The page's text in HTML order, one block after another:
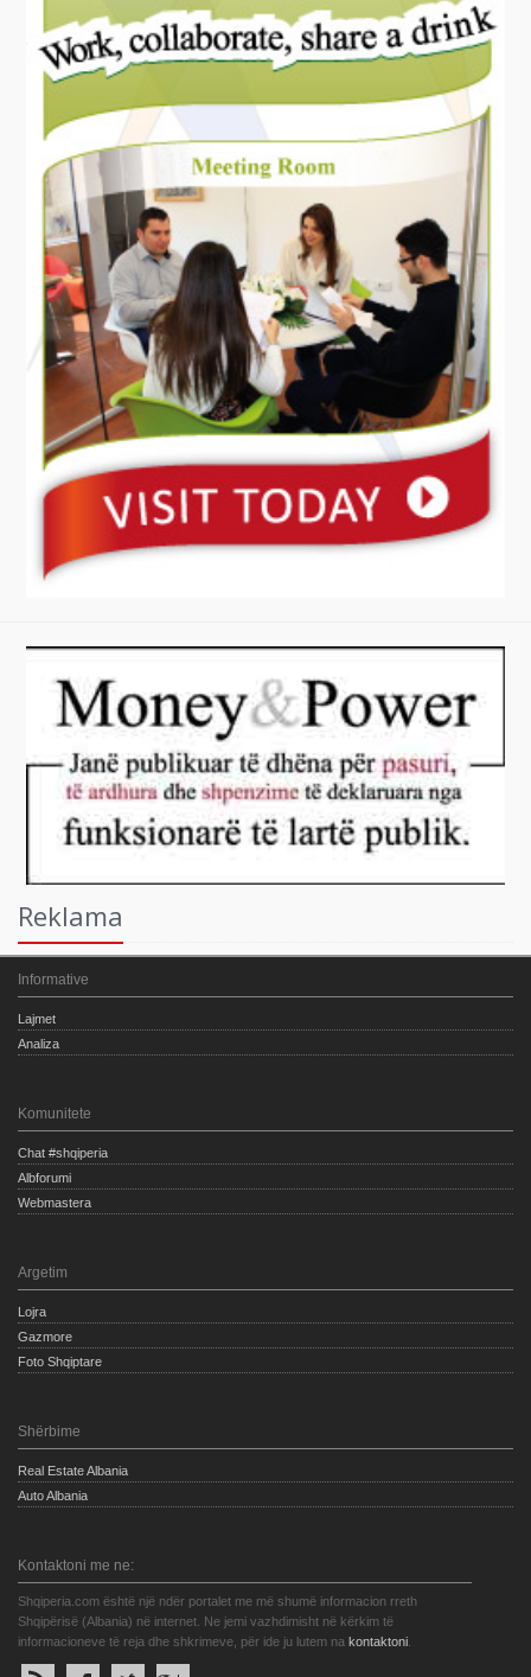
Reklama
Informative
Lajmet
Analiza
Komunitete
Chat #shqiperia
Albforumi
Webmastera
Argetim
Lojra
Gazmore
Foto Shqiptare
Shërbime
Real Estate Albania
Auto Albania
Kontaktoni me ne:
Shqiperia.com është një ndër portalet me më shumë informacion rreth
Shqipërisë (Albania) në internet. Ne jemi vazhdimisht në kërkim të
informacioneve të reja dhe shkrimeve, për ide ju lutem na kontaktoni